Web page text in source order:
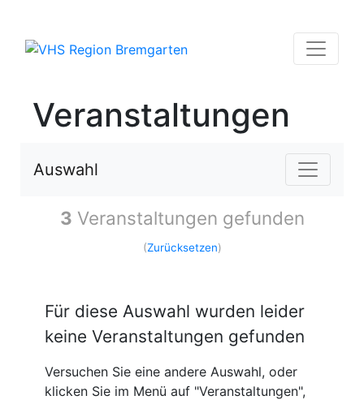
Veranstaltungen
Auswahl
3 Veranstaltungen gefunden
(Zurücksetzen)
Für diese Auswahl wurden leider
keine Veranstaltungen gefunden
Versuchen Sie eine andere Auswahl, oder
klicken Sie im Menü auf "Veranstaltungen",